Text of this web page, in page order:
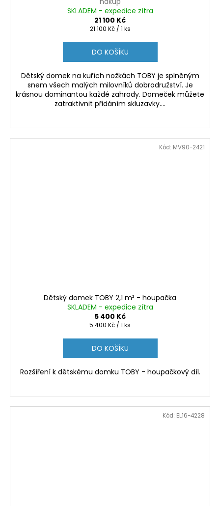
SKLADEM - expedice zítra
21 100 Kč
Měrná
21 100 Kč / 1 ks
DO KOŠÍKU
Dětský domek na kuřích nožkách TOBY je splněným
snem všech malých milovníků dobrodružství. Je
krásnou dominantou každé zahrady. Domeček můžete
zatraktivnit přidáním skluzavky....
Dětský domek TOBY 2,1 m² - houpačka
SKLADEM - expedice zítra
5 400 Kč
Měrná
5 400 Kč / 1 ks
DO KOŠÍKU
Rozšíření k dětskému domku TOBY - houpačkový díl.
Kód: MV90-2421
Kód: EL16-4228